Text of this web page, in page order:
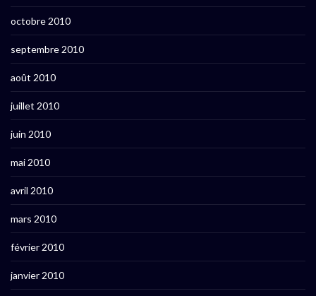
octobre 2010
septembre 2010
août 2010
juillet 2010
juin 2010
mai 2010
avril 2010
mars 2010
février 2010
janvier 2010